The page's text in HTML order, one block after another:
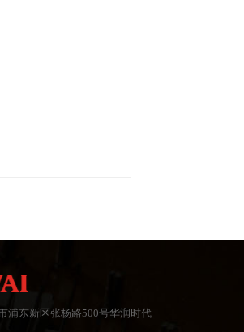
浦东新区张杨路500号华润时代